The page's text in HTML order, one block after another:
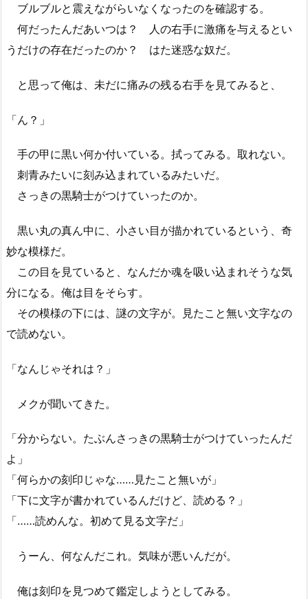
ブルブルと震えながらいなくなったのを確認する。
何だったんだあいつは？ 人の右手に激痛を与えるとい
うだけの存在だったのか？ はた迷惑な奴だ。
と思って俺は、未だに痛みの残る右手を見てみると、
「ん？」
手の甲に黒い何か付いている。拭ってみる。取れない。
刺青みたいに刻み込まれているみたいだ。
さっきの黒騎士がつけていったのか。
黒い丸の真ん中に、小さい目が描かれているという、奇
妙な模様だ。
この目を見ていると、なんだか魂を吸い込まれそうな気
分になる。俺は目をそらす。
その模様の下には、謎の文字が。見たこと無い文字なの
で読めない。
「なんじゃそれは？」
メクが聞いてきた。
「分からない。たぶんさっきの黒騎士がつけていったんだ
よ」
「何らかの刻印じゃな……見たこと無いが」
「下に文字が書かれているんだけど、読める？」
「……読めんな。初めて見る文字だ」
うーん、何なんだこれ。気味が悪いんだが。
俺は刻印を見つめて鑑定しようとしてみる。